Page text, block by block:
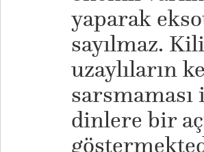
yaparak
sayılmaz.
uzaylıların
dinlere bir